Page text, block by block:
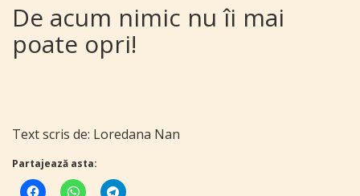
De acum nimic nu îi mai
poate opri!
Text scris de: Loredana Nan
Partajează asta: